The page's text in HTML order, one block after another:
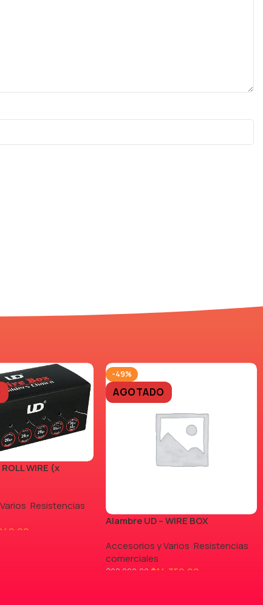
WIRE (x
,Resistencias
-49%
AGOTADO
Alambre UD – WIRE BOX
Accesorios y Varios,Resistencias
comerciales
$28.000,00 $14.350,00